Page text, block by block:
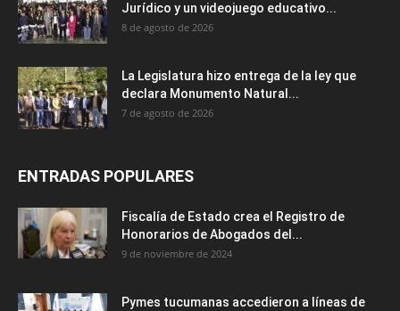
Jurídico y un videojuego educativo...
8 de agosto de 2026
La Legislatura hizo entrega de la ley que
declara Monumento Natural...
7 de agosto de 2026
ENTRADAS POPULARES
Fiscalía de Estado crea el Registro de
Honorarios de Abogados del...
9 de noviembre de 2024
Pymes tucumanas accedieron a líneas de